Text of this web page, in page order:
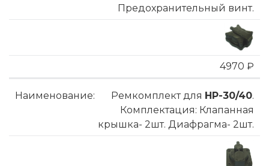
Предохранительный винт.
4970 ₽
Ремкомплект для HP-30/40.
Комплектация: Клапанная
крышка- 2шт. Диафрагма- 2шт.